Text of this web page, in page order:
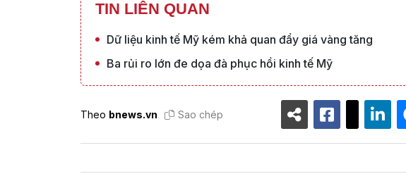
TIN LIÊN QUAN
Dữ liệu kinh tế Mỹ kém khả quan đẩy giá vàng tăng
Ba rủi ro lớn đe dọa đà phục hồi kinh tế Mỹ
Theo bnews.vn Sao chép